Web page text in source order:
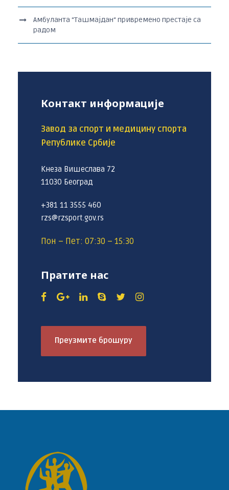
Амбуланта “Ташмајдан“ привремено престаје са
радом
Контакт информације
Завод за спорт и медицину спорта
Републике Србије
Кнеза Вишеслава 72
11030 Београд
+381 11 3555 460
rzs@rzsport.gov.rs
Пон – Пет: 07:30 – 15:30
Пратите нас
Преузмите брошуру